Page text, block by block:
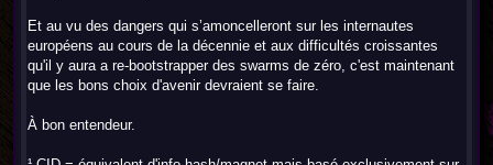
Et au vu des dangers qui s’amoncelleront sur les internautes
européens au cours de la décennie et aux difficultés croissantes
qu'il y aura a re-bootstrapper des swarms de zéro, c'est maintenant
que les bons choix d'avenir devraient se faire.
À bon entendeur.